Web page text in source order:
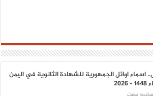
اسماء اوائل الجمهورية للشهادة الثانوية في اليمن